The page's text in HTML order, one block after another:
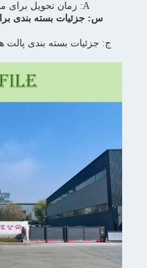
A: زمان تحویل برای محصولات سفارشی 5-45 روز است.
ج: جزئیات بسته بندی پالت